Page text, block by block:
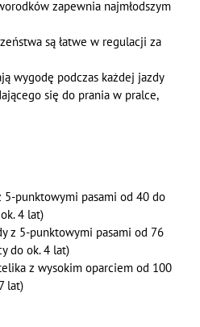
zapewnia najmłodszym
są łatwe w regulacji za
wygodę podczas każdej jazdy
się do prania w pralce,
5-punktowymi pasami od 40 do
4 lat)
z 5-punktowymi pasami od 76
do ok. 4 lat)
z wysokim oparciem od 100
lat)